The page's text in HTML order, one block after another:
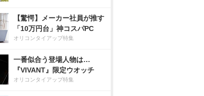
【驚愕】メーカー社員が推す
「10万円台」神コスパPC
オリコンタイアップ特集
一番似合う登場人物は…
『VIVANT』限定ウオッチ
オリコンタイアップ特集